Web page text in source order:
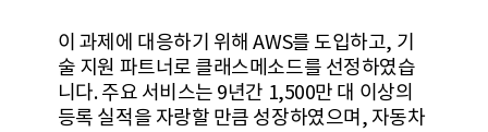
이 과제에 대응하기 위해 AWS를 도입하고, 기
술 지원 파트너로 클래스메소드를 선정하였습
니다. 주요 서비스는 9년간 1,500만 대 이상의
등록 실적을 자랑할 만큼 성장하였으며, 자동차